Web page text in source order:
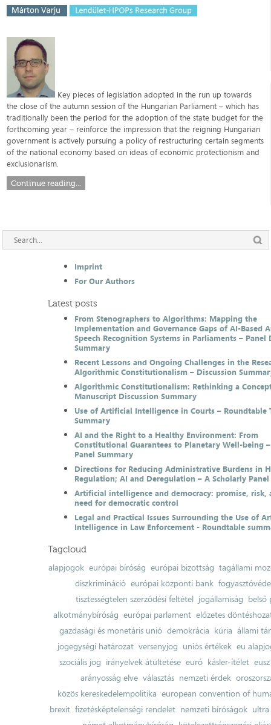
Key pieces of legislation adopted in the run up towards
the close of the autumn session of the Hungarian Parliament – which has
traditionally been the period for the adoption of the state budget for the
forthcoming year – reinforce the impression that the reigning Hungarian
government is actively pursuing a policy of restructuring certain segments
of the national economy based on ideas of economic protectionism and
exclusionarism.
Continue reading...
Imprint
For Our Authors
Latest posts
From Stenographers to Algorithms: Mapping the
Implementation and Governance Gaps of AI-Based
Speech Recognition Systems in Parliaments – Panel
Summary
Recent Lessons and Ongoing Challenges in the
Algorithmic Constitutionalism – Discussion
Algorithmic Constitutionalism: Rethinking a
Manuscript Discussion Summary
Use of Artificial Intelligence in Courts – Roundtable
Summary
AI and the Right to a Healthy Environment: From
Constitutional Guarantees to Planetary Well-being
Panel Summary
Directions for Reducing Administrative Burdens in
Regulation; AI and Deregulation – A Scholarly
Artificial intelligence and democracy: promise, risk,
need for democratic control
Legal and Practical Issues Surrounding the Use of
Intelligence in Law Enforcement - Roundtable
Tagcloud
alapjogok európai bíróság európai bizottság tagállami
diszkrimináció európai központi bank
tisztességtelen szerződési feltétel jogállamiság belső
alkotmánybíróság európai parlament előzetes
gazdasági és monetáris unió demokrácia kúria állami
jogegységi határozat versenyjog uniós értékek eu
szociális jog irányelvek átültetése euró kásler-ítélet
arányosság elve választás nemzeti érdek
közös kereskedelempolitika european convention of
brexit fizetésképtelenségi rendelet nemzeti bíróságok ultra